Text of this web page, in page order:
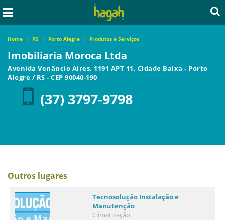
Home RS Porto Alegre Produtos e Serviços
Imobiliaria Moroca Ltda
Avenida Venâncio Aires, 1191 APT 11, Cidade Baixa - Porto
Alegre / RS - CEP 90040-190
(37) 3797-9798
Outros lugares
Tecnosolução Instalação e
Manutenção
Climatização